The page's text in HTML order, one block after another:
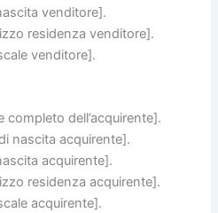
venditore].
residenza venditore].
venditore].
dell’acquirente].
nascita acquirente].
acquirente].
residenza acquirente].
acquirente].